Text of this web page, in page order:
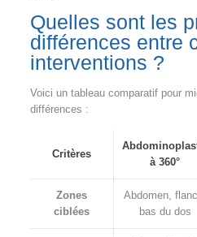
Quelles sont les
différences entre
interventions ?
Voici un tableau comparatif pour
différences :
Critères
à 360°
Zones
ciblées
Abdomen,
bas du dos